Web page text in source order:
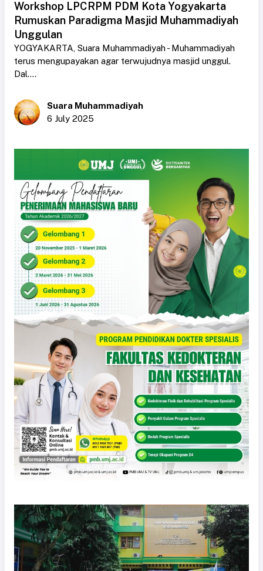
Workshop LPCRPM PDM Kota Yogyakarta
Rumuskan Paradigma Masjid Muhammadiyah
Unggulan
YOGYAKARTA, Suara Muhammadiyah - Muhammadiyah
terus mengupayakan agar terwujudnya masjid unggul.
Dal....
Suara Muhammadiyah
6 July 2025